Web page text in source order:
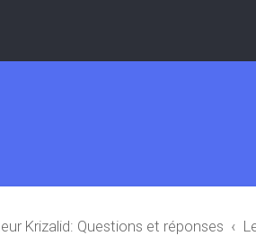
Krizalid: Questions et réponses